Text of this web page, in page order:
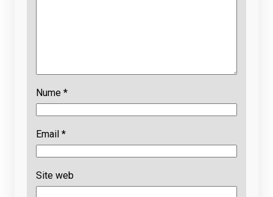
Nume *
Email *
Site web